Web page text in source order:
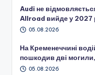
Audi не
Allroad вийде у 2027
05.08.2026
На Кременеччині
пошкодив дві
05.08.2026